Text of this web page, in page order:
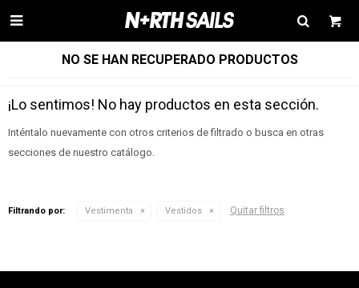

NO SE HAN RECUPERADO PRODUCTOS
¡Lo sentimos! No hay productos en esta sección.
Inténtalo nuevamente con otros criterios de filtrado o busca en otras
secciones de nuestro catálogo.
Filtrando por: Vestimenta Vestidos Quitar filtros